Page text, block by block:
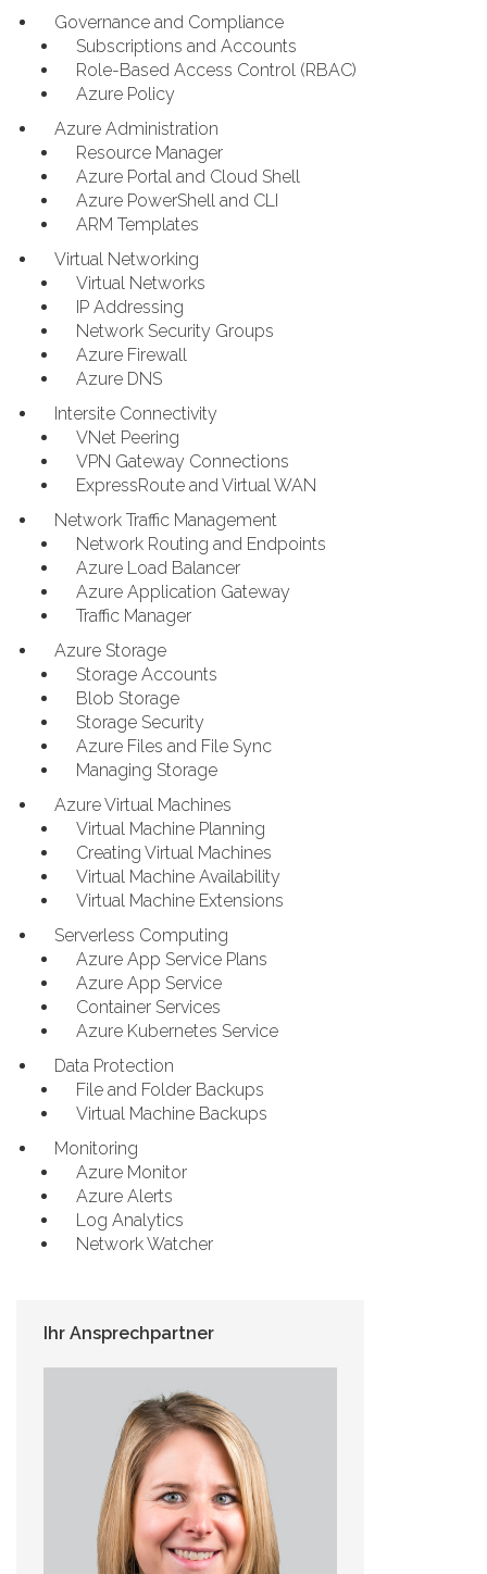
Governance and Compliance
Subscriptions and Accounts
Role-Based Access Control (RBAC)
Azure Policy
Azure Administration
Resource Manager
Azure Portal and Cloud Shell
Azure PowerShell and CLI
ARM Templates
Virtual Networking
Virtual Networks
IP Addressing
Network Security Groups
Azure Firewall
Azure DNS
Intersite Connectivity
VNet Peering
VPN Gateway Connections
ExpressRoute and Virtual WAN
Network Traffic Management
Network Routing and Endpoints
Azure Load Balancer
Azure Application Gateway
Traffic Manager
Azure Storage
Storage Accounts
Blob Storage
Storage Security
Azure Files and File Sync
Managing Storage
Azure Virtual Machines
Virtual Machine Planning
Creating Virtual Machines
Virtual Machine Availability
Virtual Machine Extensions
Serverless Computing
Azure App Service Plans
Azure App Service
Container Services
Azure Kubernetes Service
Data Protection
File and Folder Backups
Virtual Machine Backups
Monitoring
Azure Monitor
Azure Alerts
Log Analytics
Network Watcher
Ihr Ansprechpartner